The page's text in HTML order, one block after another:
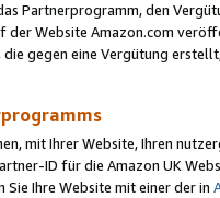
Partnerprogramm, den
Website Amazon.com
die gegen eine Vergütung
mit Ihrer Website, Ihren
ID für die Amazon UK
Sie Ihre Website mit einer der in